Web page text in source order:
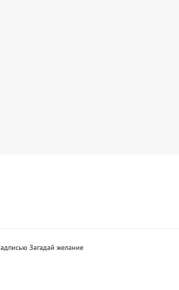
Загадай желание